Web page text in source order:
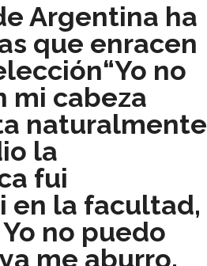
Argentina ha
que enracen
no
mi cabeza
naturalmente
la
fui
en la facultad,
Yo no puedo
me aburro.